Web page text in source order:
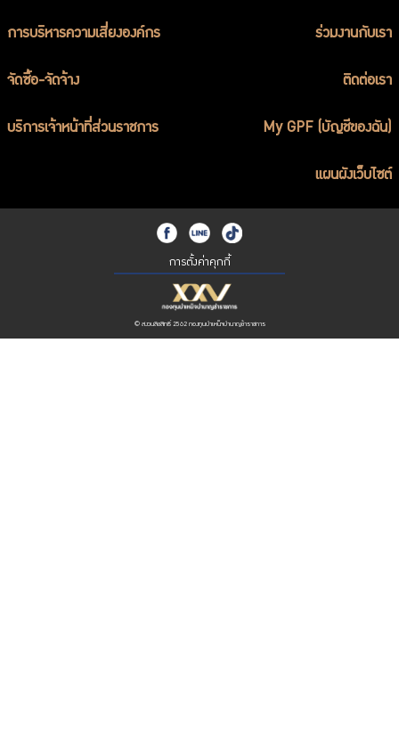
การบริหารความเสี่ยงองค์กร ร่วมงานกับเรา
จัดซื้อ-จัดจ้าง ติดต่อเรา
บริการเจ้าหน้าที่ส่วนราชการ My GPF (บัญชีของฉัน)
แผนผังเว็บไซต์
การตั้งค่าคุกกี้
© สงวนลิขสิทธิ์ 2562 กองทุนบำเหน็จบำนาญข้าราชการ